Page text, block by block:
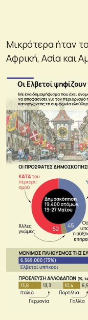
Μικρότερα ήταν
Αφρική, Ασία και